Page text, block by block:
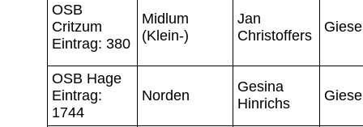
OSB
Critzum
Eintrag: 380
Midlum
(Klein-)
Jan
Christoffers
OSB Hage
Eintrag:
1744
Norden
Gesina
Hinrichs